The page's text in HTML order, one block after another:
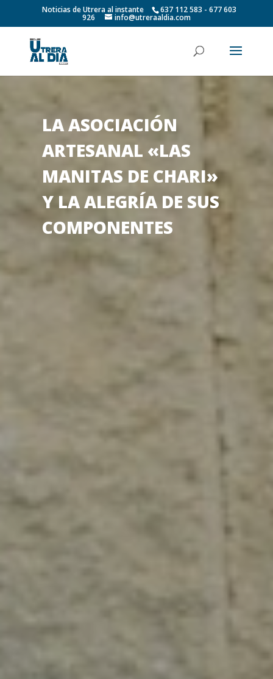
Noticias de Utrera al instante 637 112 583 - 677 603
926 info@utreraaldia.com
LA ASOCIACIÓN
ARTESANAL «LAS
MANITAS DE CHARI»
Y LA ALEGRÍA DE SUS
COMPONENTES